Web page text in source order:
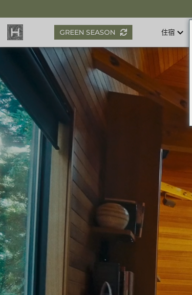
content
GREEN SEASON 住宿